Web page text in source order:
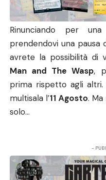
Rinunciando per
prendendovi una pausa
avrete la possibilità di
Man and The Wasp,
prima rispetto agli
multisala l’11 Agosto.
solo…
-